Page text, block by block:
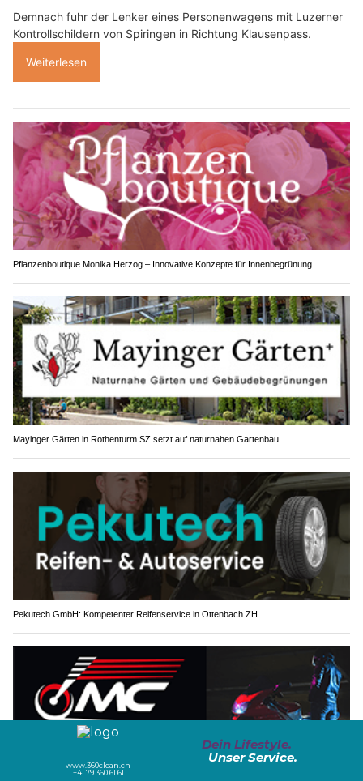
Demnach fuhr der Lenker eines Personenwagens mit Luzerner
Kontrollschildern von Spiringen in Richtung Klausenpass.
Weiterlesen
Pflanzenboutique Monika Herzog – Innovative Konzepte für Innenbegrünung
Mayinger Gärten in Rothenturm SZ setzt auf naturnahen Gartenbau
Pekutech GmbH: Kompetenter Reifenservice in Ottenbach ZH